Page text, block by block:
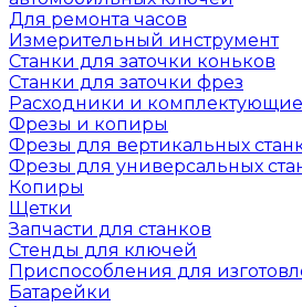
Для ремонта часов
Измерительный инструмент
Станки для заточки коньков
Станки для заточки фрез
Расходники и комплектующие
Фрезы и копиры
Фрезы для вертикальных
Фрезы для универсальных
Копиры
Щетки
Запчасти для станков
Стенды для ключей
Приспособления для
Батарейки